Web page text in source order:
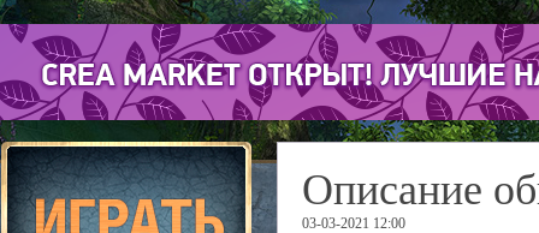
Описание
03-03-2021 12:00